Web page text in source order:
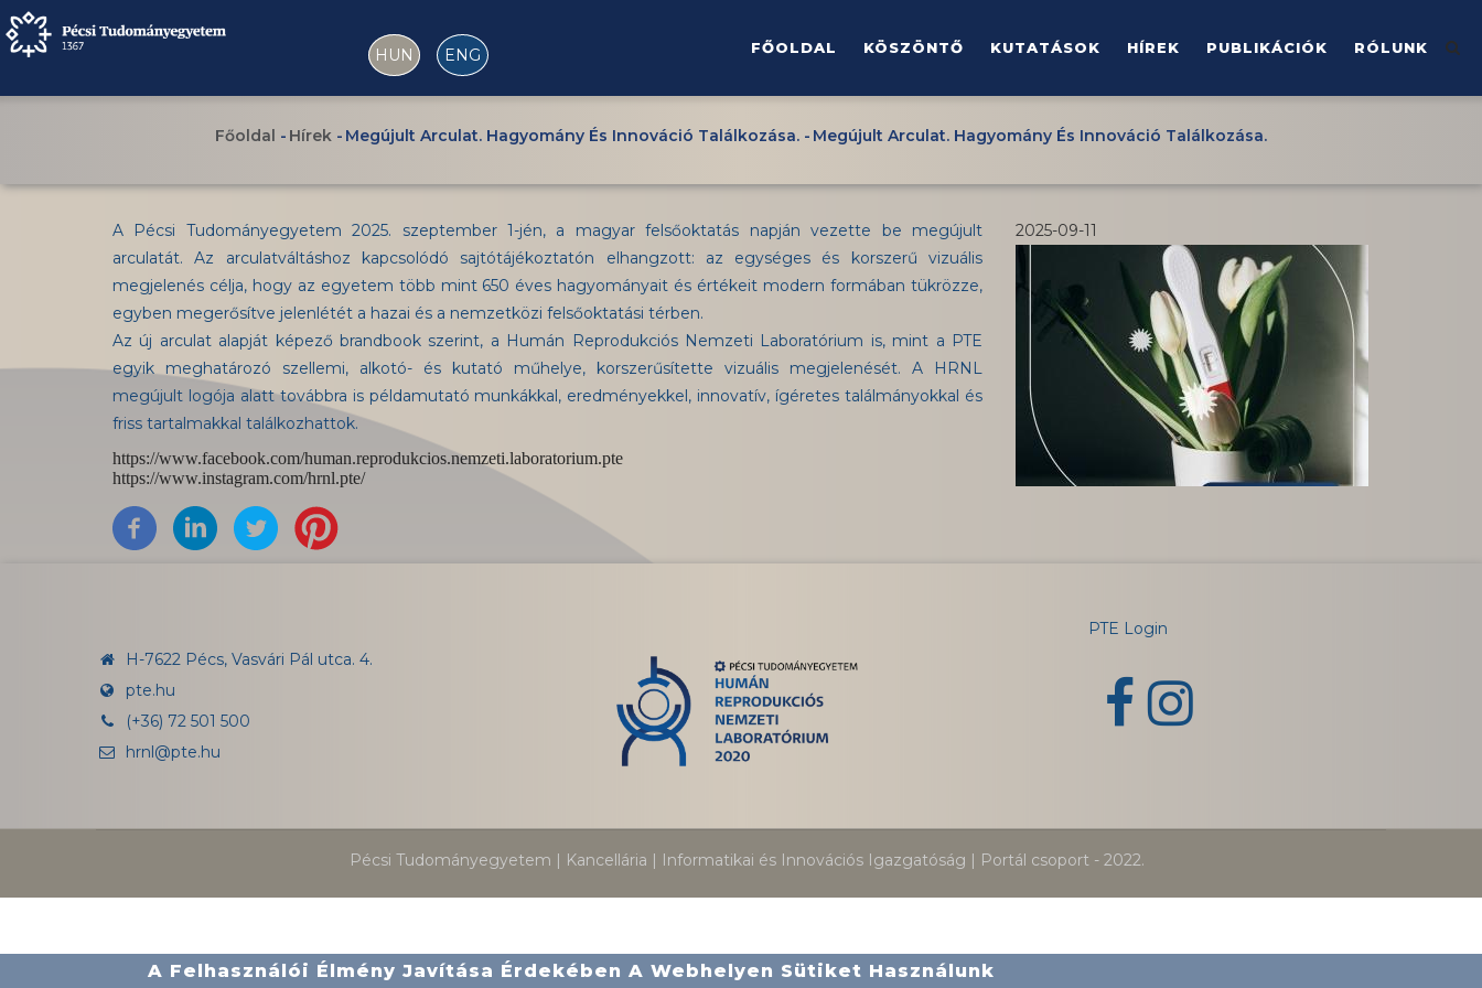
Ugrás
a
HUN ENG FŐOLDAL KÖSZÖNTŐ KUTATÁSOK HÍREK PUBLIKÁCIÓK RÓLUNK
Főoldal - Hírek - Megújult Arculat. Hagyomány És Innováció Találkozása. - Megújult Arculat. Hagyomány És Innováció Találkozása.
A Pécsi Tudományegyetem 2025. szeptember 1-jén, a magyar felsőoktatás napján vezette be megújult
arculatát. Az arculatváltáshoz kapcsolódó sajtótájékoztatón elhangzott: az egységes és korszerű vizuális
megjelenés célja, hogy az egyetem több mint 650 éves hagyományait és értékeit modern formában tükrözze,
egyben megerősítve jelenlétét a hazai és a nemzetközi felsőoktatási térben.
Az új arculat alapját képező brandbook szerint, a Humán Reprodukciós Nemzeti Laboratórium is, mint a PTE
egyik meghatározó szellemi, alkotó- és kutató műhelye, korszerűsítette vizuális megjelenését. A HRNL
megújult logója alatt továbbra is példamutató munkákkal, eredményekkel, innovatív, ígéretes találmányokkal és
friss tartalmakkal találkozhattok.
https://www.facebook.com/human.reprodukcios.nemzeti.laboratorium.pte
https://www.instagram.com/hrnl.pte/
2025-09-11
H-7622 Pécs, Vasvári Pál utca. 4.
pte.hu
(+36) 72 501 500
hrnl@pte.hu
PTE Login
Pécsi Tudományegyetem | Kancellária | Informatikai és Innovációs Igazgatóság | Portál csoport - 2022.
A Felhasználói Élmény Javítása Érdekében A Webhelyen Sütiket Használunk